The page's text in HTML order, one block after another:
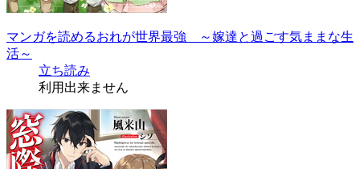
マンガを読めるおれが世界最強 ～嫁達と過ごす気ままな生
活～
立ち読み
利用出来ません